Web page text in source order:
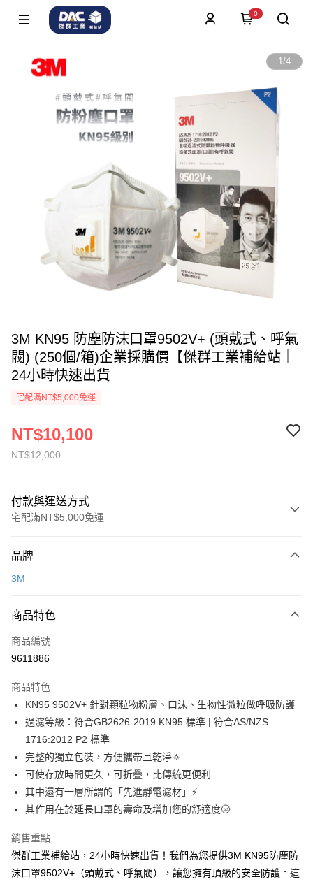
0
1/4
3M KN95 防塵防沫口罩9502V+ (頭戴式、呼氣
閥) (250個/箱)企業採購價【傑群工業補給站｜
24小時快速出貨
宅配滿NT$5,000免運
NT$12,000
NT$10,100
付款與運送方式
宅配滿NT$5,000免運
信用卡一次付款
LINE Pay
Apple Pay
運送方式
全家取貨付款
每筆NT$60
付款後全家取貨
每筆NT$60
7-11取貨付款
每筆NT$60
付款後7-11取貨
每筆NT$60
品牌
3M
商品特色
商品編號
9611886
商品特色
KN95 9502V+ 針對顆粒物粉層、口沫、生物性微粒做呼吸防護
過濾等級：符合GB2626-2019 KN95 標準 | 符合AS/NZS
1716:2012 P2 標準
完整的獨立包裝，方便攜帶且乾淨🔅
可使存放時間更久，可折疊，比傳統更便利
其中還有一層所謂的「先進靜電濾材」⚡️
其作用在於延長口罩的壽命及增加您的舒適度🌝
銷售重點
傑群工業補給站，24小時快速出貨！我們為您提供3M KN95防塵防
沫口罩9502V+（頭戴式、呼氣閥），讓您擁有頂級的安全防護。這